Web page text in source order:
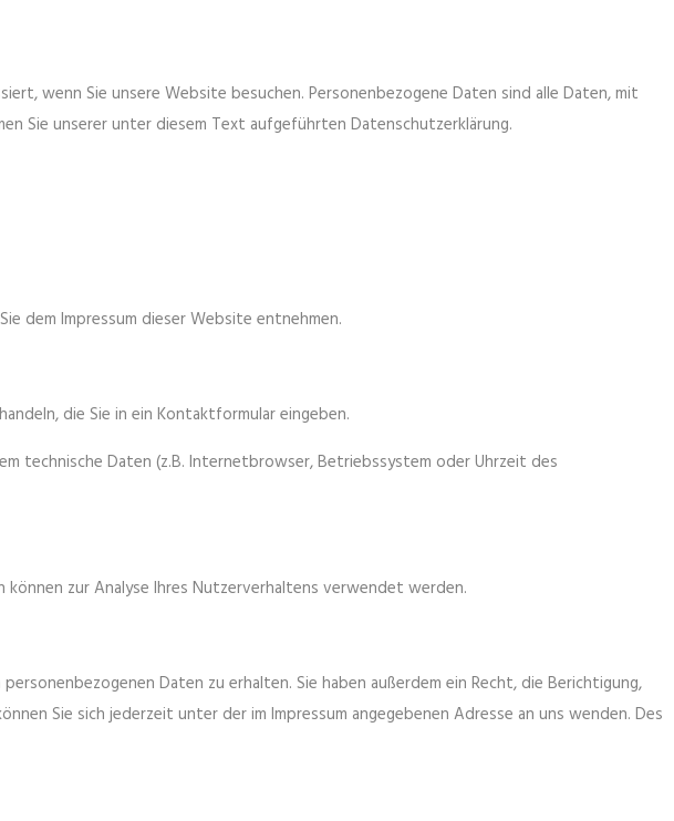
wenn Sie unsere Website besuchen. Personenbezogene Daten sind alle Daten, mit
Sie unserer unter diesem Text aufgeführten Datenschutzerklärung.
dem Impressum dieser Website entnehmen.
die Sie in ein Kontaktformular eingeben.
technische Daten (z.B. Internetbrowser, Betriebssystem oder Uhrzeit des
zur Analyse Ihres Nutzerverhaltens verwendet werden.
Daten zu erhalten. Sie haben außerdem ein Recht, die Berichtigung,
Sie sich jederzeit unter der im Impressum angegebenen Adresse an uns wenden. Des